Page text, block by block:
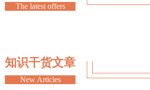
The latest offers
知识干货文章
New Articles